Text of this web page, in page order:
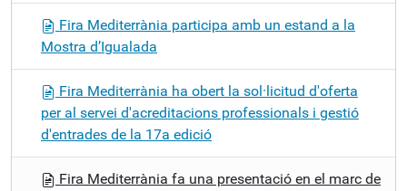
Fira Mediterrània participa amb un estand a la
Mostra d’Igualada
Fira Mediterrània ha obert la sol·licitud d'oferta
per al servei d'acreditacions professionals i gestió
d'entrades de la 17a edició
Fira Mediterrània fa una presentació en el marc de